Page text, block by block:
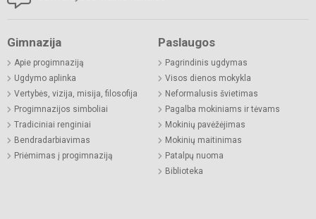
Gimnazija
Apie progimnaziją
Ugdymo aplinka
Vertybės, vizija, misija, filosofija
Progimnazijos simboliai
Tradiciniai renginiai
Bendradarbiavimas
Priėmimas į progimnaziją
Paslaugos
Pagrindinis ugdymas
Visos dienos mokykla
Neformalusis švietimas
Pagalba mokiniams ir tėvams
Mokinių pavėžėjimas
Mokinių maitinimas
Patalpų nuoma
Biblioteka